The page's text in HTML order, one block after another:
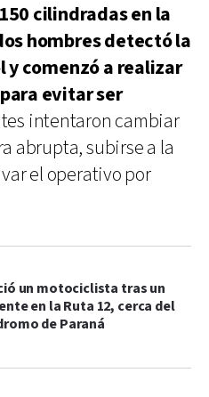
cilindradas en la
hombres detectó la
comenzó a realizar
evitar ser
intentaron cambiar
abrupta, subirse a la
el operativo por
un motociclista tras un
en la Ruta 12, cerca del
de Paraná